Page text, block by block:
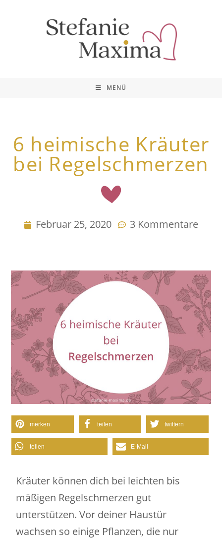
MENÜ
6 heimische Kräuter
bei Regelschmerzen
Februar 25, 2020 3 Kommentare
merken teilen twittern
teilen E-Mail
Kräuter können dich bei leichten bis
mäßigen Regelschmerzen gut
unterstützen. Vor deiner Haustür
wachsen so einige Pflanzen, die nur